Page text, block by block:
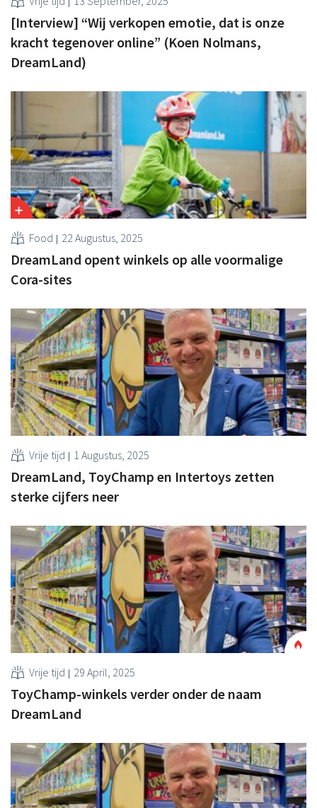
[Interview] “Wij verkopen emotie, dat is onze
kracht tegenover online” (Koen Nolmans,
DreamLand)
Food 22 Augustus, 2025
DreamLand opent winkels op alle voormalige
Cora-sites
Vrije tijd 1 Augustus, 2025
DreamLand, ToyChamp en Intertoys zetten
sterke cijfers neer
Vrije tijd 29 April, 2025
ToyChamp-winkels verder onder de naam
DreamLand